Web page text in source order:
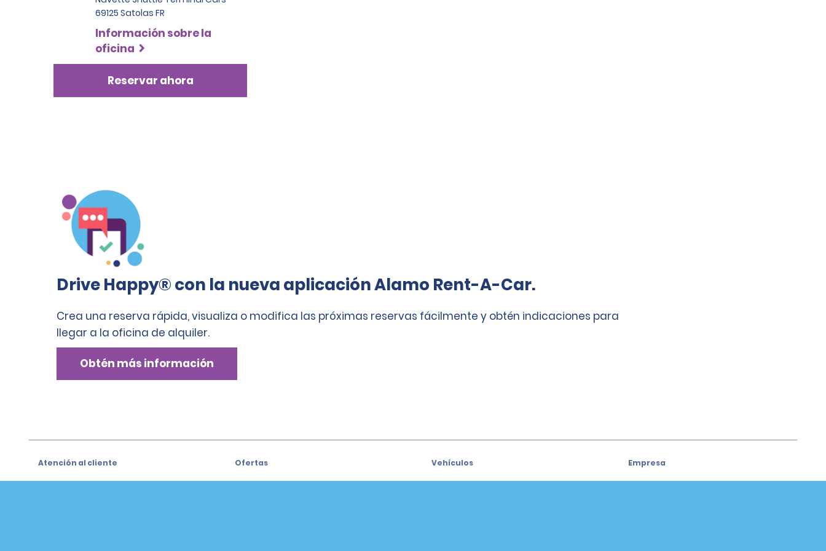
69125 Satolas FR
Información sobre la
oficina
Reservar ahora
Drive Happy® con la nueva aplicación Alamo Rent-A-Car.
Crea una reserva rápida, visualiza o modifica las próximas reservas fácilmente y obtén indicaciones para
llegar a la oficina de alquiler.
Obtén más información
Atención al cliente Ofertas Vehículos Empresa